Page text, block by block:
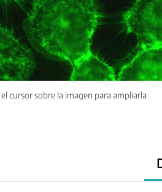
el cursor sobre la imagen para ampliarla